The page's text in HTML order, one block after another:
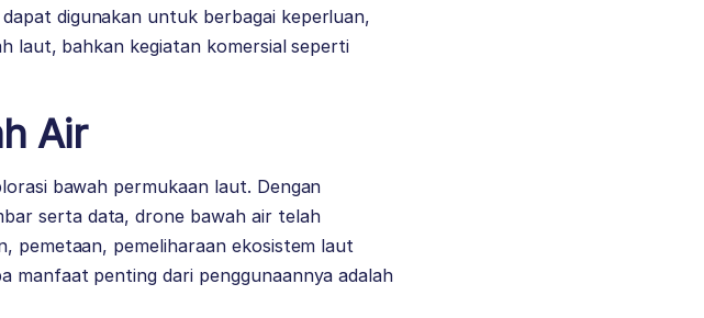
digunakan untuk berbagai keperluan,
laut, bahkan kegiatan komersial seperti
Air
bawah permukaan laut. Dengan
serta data, drone bawah air telah
pemetaan, pemeliharaan ekosistem laut
manfaat penting dari penggunaannya adalah